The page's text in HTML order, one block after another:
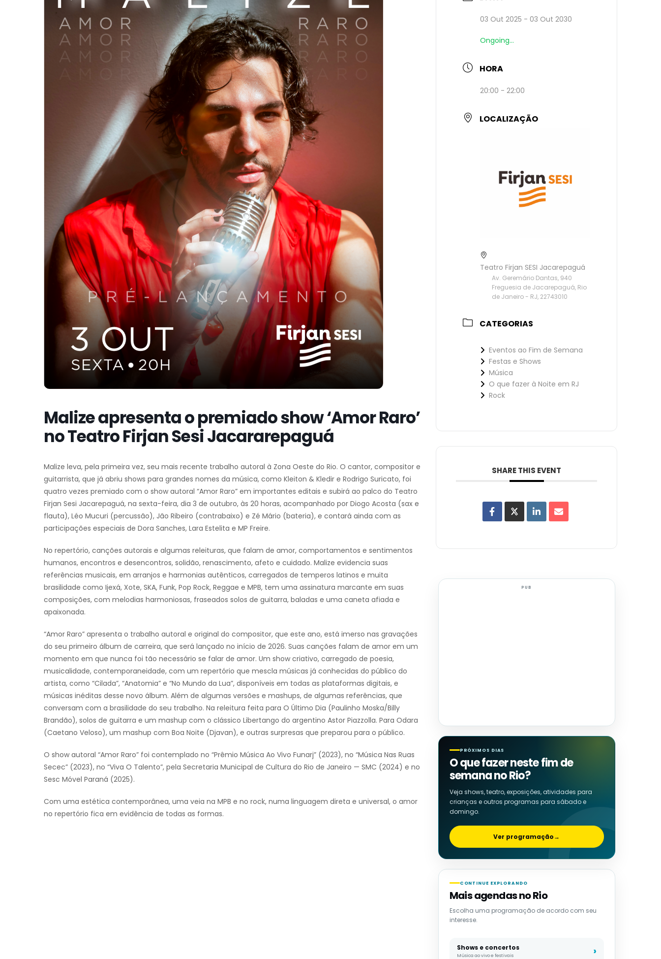
Malize apresenta o premiado show ‘Amor Raro’
no Teatro Firjan Sesi Jacararepaguá
Malize leva, pela primeira vez, seu mais recente trabalho autoral à Zona Oeste do Rio. O cantor, compositor e
guitarrista, que já abriu shows para grandes nomes da música, como Kleiton & Kledir e Rodrigo Suricato, foi
quatro vezes premiado com o show autoral “Amor Raro” em importantes editais e subirá ao palco do Teatro
Firjan Sesi Jacarepaguá, na sexta-feira, dia 3 de outubro, às 20 horas, acompanhado por Diogo Acosta (sax e
flauta), Léo Mucuri (percussão), Jão Ribeiro (contrabaixo) e Zé Mário (bateria), e contará ainda com as
participações especiais de Dora Sanches, Lara Estelita e MP Freire.
No repertório, canções autorais e algumas releituras, que falam de amor, comportamentos e sentimentos
humanos, encontros e desencontros, solidão, renascimento, afeto e cuidado. Malize evidencia suas
referências musicais, em arranjos e harmonias autênticos, carregados de temperos latinos e muita
brasilidade como Ijexá, Xote, SKA, Funk, Pop Rock, Reggae e MPB, tem uma assinatura marcante em suas
composições, com melodias harmoniosas, fraseados solos de guitarra, baladas e uma caneta afiada e
apaixonada.
“Amor Raro” apresenta o trabalho autoral e original do compositor, que este ano, está imerso nas gravações
do seu primeiro álbum de carreira, que será lançado no início de 2026. Suas canções falam de amor em um
momento em que nunca foi tão necessário se falar de amor. Um show criativo, carregado de poesia,
musicalidade, contemporaneidade, com um repertório que mescla músicas já conhecidas do público do
artista, como “Cilada”, “Anatomia” e “No Mundo da Lua”, disponíveis em todas as plataformas digitais, e
músicas inéditas desse novo álbum. Além de algumas versões e mashups, de algumas referências, que
conversam com a brasilidade do seu trabalho. Na releitura feita para O Último Dia (Paulinho Moska/Billy
Brandão), solos de guitarra e um mashup com o clássico Libertango do argentino Astor Piazzolla. Para Odara
(Caetano Veloso), um mashup com Boa Noite (Djavan), e outras surpresas que preparou para o público.
O show autoral “Amor Raro” foi contemplado no “Prêmio Música Ao Vivo Funarj” (2023), no “Música Nas Ruas
Secec” (2023), no “Viva O Talento”, pela Secretaria Municipal de Cultura do Rio de Janeiro — SMC (2024) e no
Sesc Móvel Paraná (2025).
Com uma estética contemporânea, uma veia na MPB e no rock, numa linguagem direta e universal, o amor
no repertório fica em evidência de todas as formas.
03 Out 2025 - 03 Out 2030
Ongoing...
HORA
20:00 - 22:00
LOCALIZAÇÃO
Teatro Firjan SESI Jacarepaguá
Av. Geremário Dantas, 940
Freguesia de Jacarepaguá, Rio
de Janeiro - RJ, 22743010
CATEGORIAS
Eventos ao Fim de Semana
Festas e Shows
Música
O que fazer à Noite em RJ
Rock
SHARE THIS EVENT
PUB
PRÓXIMOS DIAS
O que fazer neste fim de
semana no Rio?
Veja shows, teatro, exposições, atividades para
crianças e outros programas para sábado e
domingo.
Ver programação→
CONTINUE EXPLORANDO
Mais agendas no Rio
Escolha uma programação de acordo com seu
interesse.
Shows e concertos
Música ao vivo e festivais